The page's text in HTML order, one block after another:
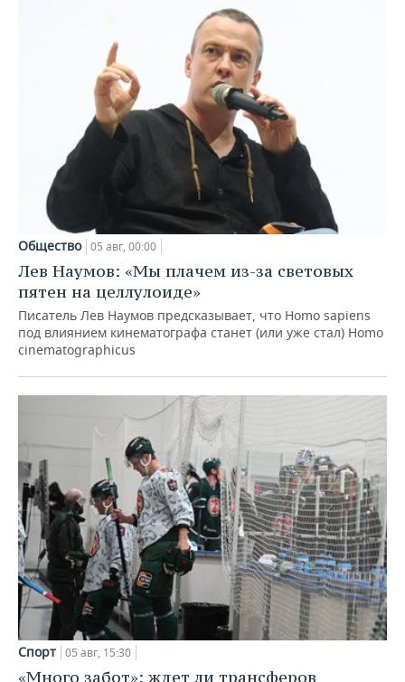
Общество 05 авг, 00:00
Лев Наумов: «Мы плачем из-за световых
пятен на целлулоиде»
Писатель Лев Наумов предсказывает, что Homo sapiens
под влиянием кинематографа станет (или уже стал) Homo
cinematographicus
Спорт 05 авг, 15:30
«Много забот»: ждет ли трансферов